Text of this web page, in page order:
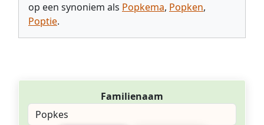
op een synoniem als Popkema, Popken,
Poptie.
Familienaam